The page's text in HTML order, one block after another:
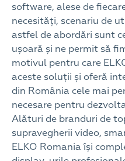
software, alese de
necesități, scenariu de
astfel de abordări sunt
ușoară și ne permit să
motivul pentru care
aceste soluții și oferă
din România cele mai
necesare pentru
Alături de branduri de
supravegherii video,
ELKO Romania își